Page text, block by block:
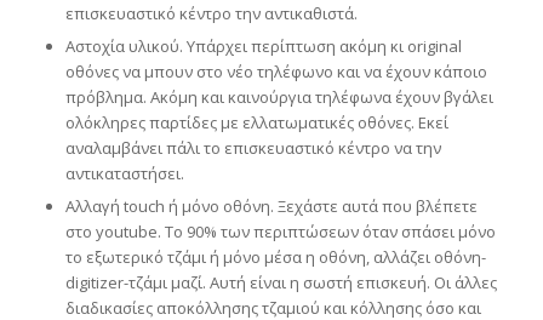
επισκευαστικό κέντρο την αντικαθιστά.
Αστοχία υλικού. Υπάρχει περίπτωση ακόμη κι original
οθόνες να μπουν στο νέο τηλέφωνο και να έχουν κάποιο
πρόβλημα. Ακόμη και καινούργια τηλέφωνα έχουν βγάλει
ολόκληρες παρτίδες με ελλατωματικές οθόνες. Εκεί
αναλαμβάνει πάλι το επισκευαστικό κέντρο να την
αντικαταστήσει.
Αλλαγή touch ή μόνο οθόνη. Ξεχάστε αυτά που βλέπετε
στο youtube. Το 90% των περιπτώσεων όταν σπάσει μόνο
το εξωτερικό τζάμι ή μόνο μέσα η οθόνη, αλλάζει οθόνη-
digitizer-τζάμι μαζί. Αυτή είναι η σωστή επισκευή. Οι άλλες
διαδικασίες αποκόλλησης τζαμιού και κόλλησης όσο και